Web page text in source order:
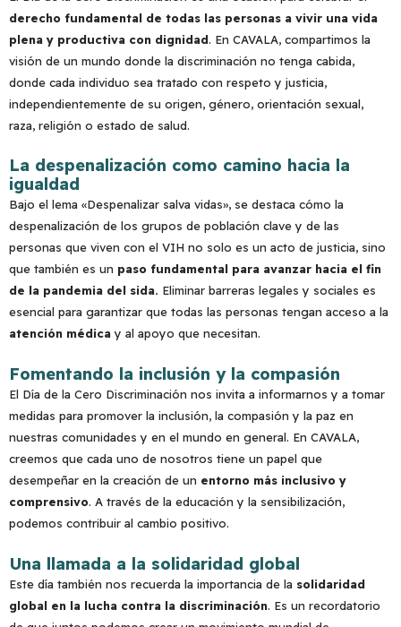
derecho fundamental de todas las personas a vivir una vida
plena y productiva con dignidad. En CAVALA, compartimos la
visión de un mundo donde la discriminación no tenga cabida,
donde cada individuo sea tratado con respeto y justicia,
independientemente de su origen, género, orientación sexual,
raza, religión o estado de salud.
La despenalización como camino hacia la
igualdad
Bajo el lema «Despenalizar salva vidas», se destaca cómo la
despenalización de los grupos de población clave y de las
personas que viven con el VIH no solo es un acto de justicia, sino
que también es un paso fundamental para avanzar hacia el fin
de la pandemia del sida. Eliminar barreras legales y sociales es
esencial para garantizar que todas las personas tengan acceso a la
atención médicay al apoyo que necesitan.
Fomentando la inclusión y la compasión
El Día de la Cero Discriminación nos invita a informarnos y a tomar
medidas para promover la inclusión, la compasión y la paz en
nuestras comunidades y en el mundo en general. En CAVALA,
creemos que cada uno de nosotros tiene un papel que
desempeñar en la creación de un entorno más inclusivo y
comprensivo. A través de la educación y la sensibilización,
podemos contribuir al cambio positivo.
Una llamada a la solidaridad global
Este día también nos recuerda la importancia de la solidaridad
global en la lucha contra la discriminación. Es un recordatorio